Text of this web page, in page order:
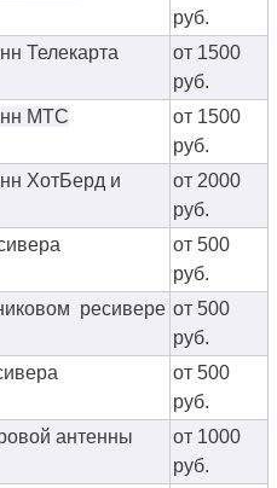
руб.
Телекарта
от 1500
руб.
МТС
от 1500
руб.
ХотБерд и
от 2000
руб.
от 500
руб.
ресивере от 500
руб.
от 500
руб.
антенны
от 1000
руб.